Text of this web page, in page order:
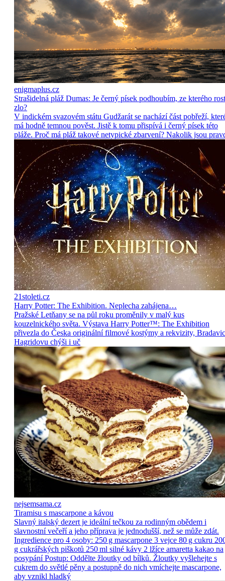
enigmaplus.cz
Strašidelná pláž Dumas: Je černý písek podhoubím, ze kterého
zlo?
V indickém svazovém státu Gudžarát se nachází část pobřeží,
má hodně temnou pověst. Jistě k tomu přispívá i černý písek této
pláže. Proč má pláž takové netypické zbarvení? Nakolik jsou
21stoleti.cz
Harry Potter: The Exhibition. Neplecha zahájena…
Pražské Letňany se na půl roku proměnily v malý kus
kouzelnického světa. Výstava Harry Potter™: The Exhibition
přivezla do Česka originální filmové kostýmy a rekvizity,
Hagridovu chýši i uč
nejsemsama.cz
Tiramisu s mascarpone a kávou
Slavný italský dezert je ideální tečkou za rodinným obědem i
slavnostní večeří a jeho příprava je jednodušší, než se může zdát.
Ingredience pro 4 osoby: 250 g mascarpone 3 vejce 80 g cukru
g cukrářských piškotů 250 ml silné kávy 2 lžíce amaretta kakao na
posypání Postup: Oddělte žloutky od bílků. Žloutky vyšlehejte s
cukrem do světlé pěny a postupně do nich vmíchejte mascarpone,
aby vznikl hladký